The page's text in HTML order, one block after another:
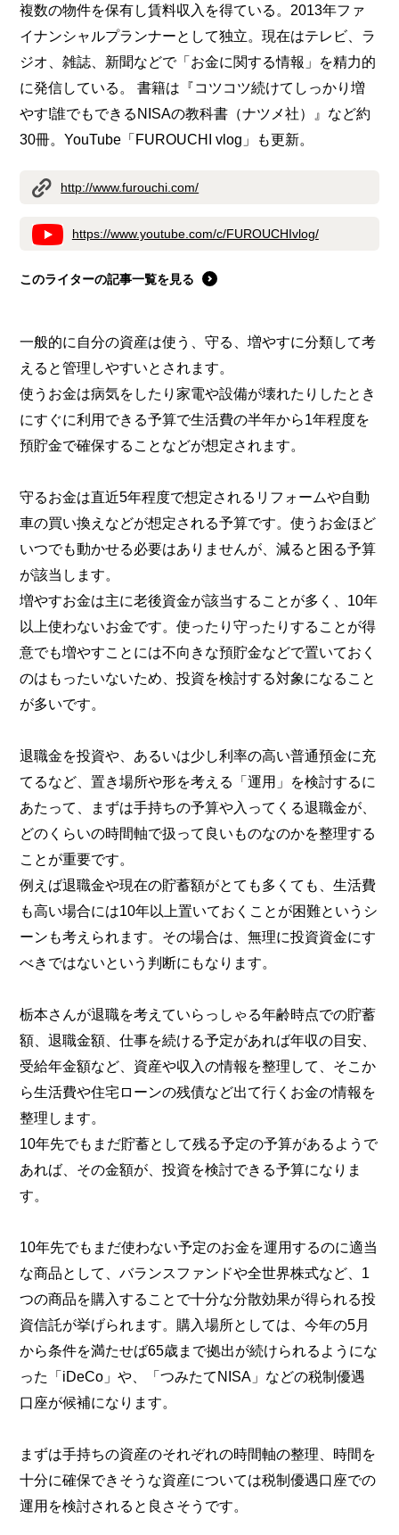
複数の物件を保有し賃料収入を得ている。2013年ファ
イナンシャルプランナーとして独立。現在はテレビ、ラ
ジオ、雑誌、新聞などで「お金に関する情報」を精力的
に発信している。 書籍は『コツコツ続けてしっかり増
やす!誰でもできるNISAの教科書（ナツメ社）』など約
30冊。YouTube「FUROUCHI vlog」も更新。
http://www.furouchi.com/
https://www.youtube.com/c/FUROUCHIvlog/
このライターの記事一覧を見る
一般的に自分の資産は使う、守る、増やすに分類して考
えると管理しやすいとされます。
使うお金は病気をしたり家電や設備が壊れたりしたとき
にすぐに利用できる予算で生活費の半年から1年程度を
預貯金で確保することなどが想定されます。
守るお金は直近5年程度で想定されるリフォームや自動
車の買い換えなどが想定される予算です。使うお金ほど
いつでも動かせる必要はありませんが、減ると困る予算
が該当します。
増やすお金は主に老後資金が該当することが多く、10年
以上使わないお金です。使ったり守ったりすることが得
意でも増やすことには不向きな預貯金などで置いておく
のはもったいないため、投資を検討する対象になること
が多いです。
退職金を投資や、あるいは少し利率の高い普通預金に充
てるなど、置き場所や形を考える「運用」を検討するに
あたって、まずは手持ちの予算や入ってくる退職金が、
どのくらいの時間軸で扱って良いものなのかを整理する
ことが重要です。
例えば退職金や現在の貯蓄額がとても多くても、生活費
も高い場合には10年以上置いておくことが困難というシ
ーンも考えられます。その場合は、無理に投資資金にす
べきではないという判断にもなります。
栃本さんが退職を考えていらっしゃる年齢時点での貯蓄
額、退職金額、仕事を続ける予定があれば年収の目安、
受給年金額など、資産や収入の情報を整理して、そこか
ら生活費や住宅ローンの残債など出て行くお金の情報を
整理します。
10年先でもまだ貯蓄として残る予定の予算があるようで
あれば、その金額が、投資を検討できる予算になりま
す。
10年先でもまだ使わない予定のお金を運用するのに適当
な商品として、バランスファンドや全世界株式など、1
つの商品を購入することで十分な分散効果が得られる投
資信託が挙げられます。購入場所としては、今年の5月
から条件を満たせば65歳まで拠出が続けられるようにな
った「iDeCo」や、「つみたてNISA」などの税制優遇
口座が候補になります。
まずは手持ちの資産のそれぞれの時間軸の整理、時間を
十分に確保できそうな資産については税制優遇口座での
運用を検討されると良さそうです。